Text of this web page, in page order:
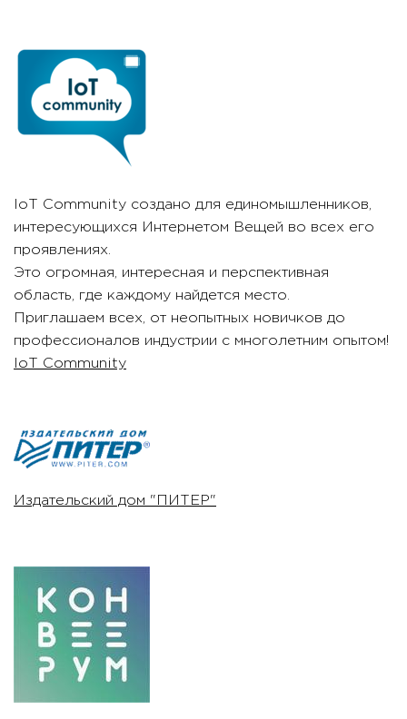
IoT Community создано для единомышленников,
интересующихся Интернетом Вещей во всех его
проявлениях.
Это огромная, интересная и перспективная
область, где каждому найдется место.
Приглашаем всех, от неопытных новичков до
профессионалов индустрии с многолетним опытом!
IoT Community
Издательский дом "ПИТЕР"